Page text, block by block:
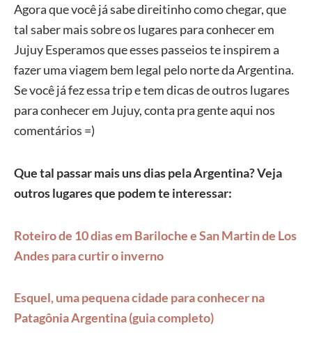
Agora que você já sabe direitinho como chegar, que
tal saber mais sobre os lugares para conhecer em
Jujuy Esperamos que esses passeios te inspirem a
fazer uma viagem bem legal pelo norte da Argentina.
Se você já fez essa trip e tem dicas de outros lugares
para conhecer em Jujuy, conta pra gente aqui nos
comentários =)
Que tal passar mais uns dias pela Argentina? Veja
outros lugares que podem te interessar:
Roteiro de 10 dias em Bariloche e San Martin de Los
Andes para curtir o inverno
Esquel, uma pequena cidade para conhecer na
Patagônia Argentina (guia completo)